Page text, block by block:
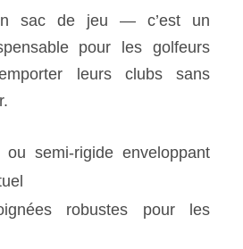
sac de jeu — c’est un
pour les golfeurs
leurs clubs sans
ou semi-rigide enveloppant
robustes pour les